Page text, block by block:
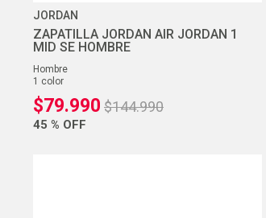
JORDAN
ZAPATILLA JORDAN AIR JORDAN 1
MID SE HOMBRE
hombre
1 color
$79.990 $144.990
45 % OFF